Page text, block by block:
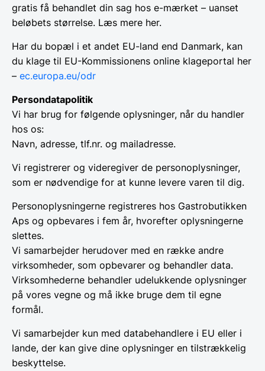
gratis få behandlet din sag hos e-mærket – uanset
beløbets størrelse. Læs mere her.
Har du bopæl i et andet EU-land end Danmark, kan
du klage til EU-Kommissionens online klageportal her
– ec.europa.eu/odr
Persondatapolitik
Vi har brug for følgende oplysninger, når du handler
hos os:
Navn, adresse, tlf.nr. og mailadresse.
Vi registrerer og videregiver de personoplysninger,
som er nødvendige for at kunne levere varen til dig.
Personoplysningerne registreres hos Gastrobutikken
Aps og opbevares i fem år, hvorefter oplysningerne
slettes.
Vi samarbejder herudover med en række andre
virksomheder, som opbevarer og behandler data.
Virksomhederne behandler udelukkende oplysninger
på vores vegne og må ikke bruge dem til egne
formål.
Vi samarbejder kun med databehandlere i EU eller i
lande, der kan give dine oplysninger en tilstrækkelig
beskyttelse.